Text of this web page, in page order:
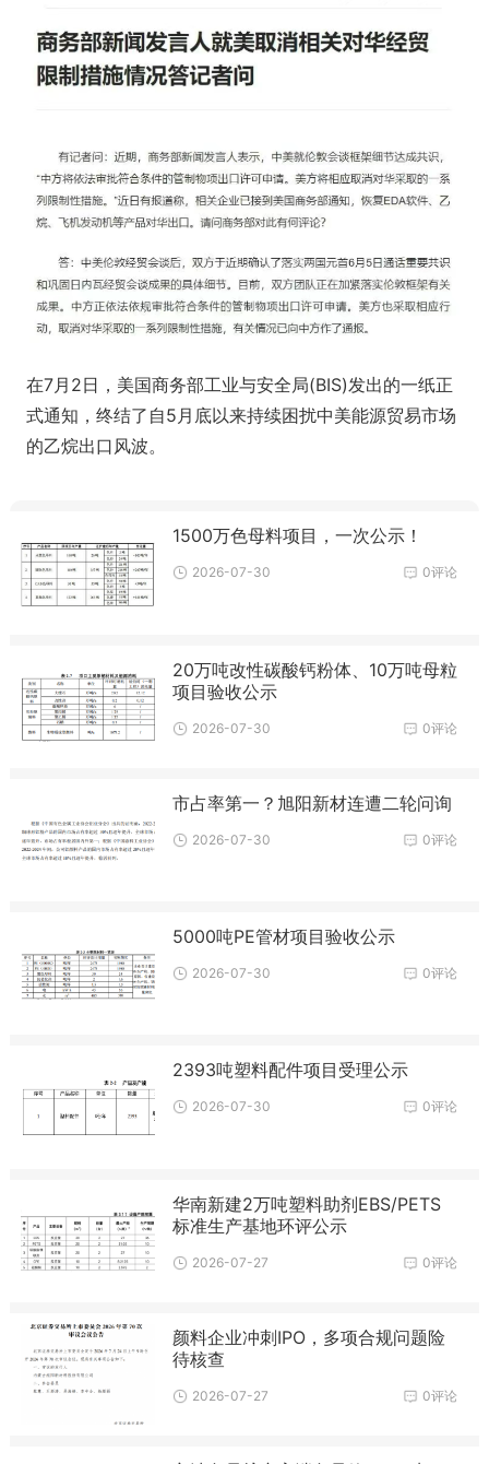
在7月2日，美国商务部工业与安全局(BIS)发出的一纸正
式通知，终结了自5月底以来持续困扰中美能源贸易市场
的乙烷出口风波。
1500万色母料项目，一次公示！
0评论
2026-07-30
20万吨改性碳酸钙粉体、10万吨母粒
项目验收公示
0评论
2026-07-30
市占率第一？旭阳新材连遭二轮问询
0评论
2026-07-30
5000吨PE管材项目验收公示
0评论
2026-07-30
2393吨塑料配件项目受理公示
0评论
2026-07-30
华南新建2万吨塑料助剂EBS/PETS
标准生产基地环评公示
0评论
2026-07-27
颜料企业冲刺IPO，多项合规问题险
待核查
0评论
2026-07-27